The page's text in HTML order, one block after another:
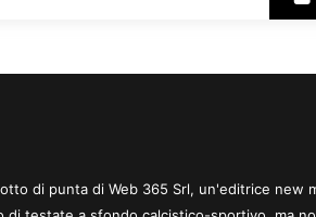
di punta di Web 365 Srl, un'editrice new